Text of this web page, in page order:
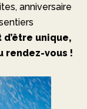
anniversaire
d’être unique,
rendez-vous !